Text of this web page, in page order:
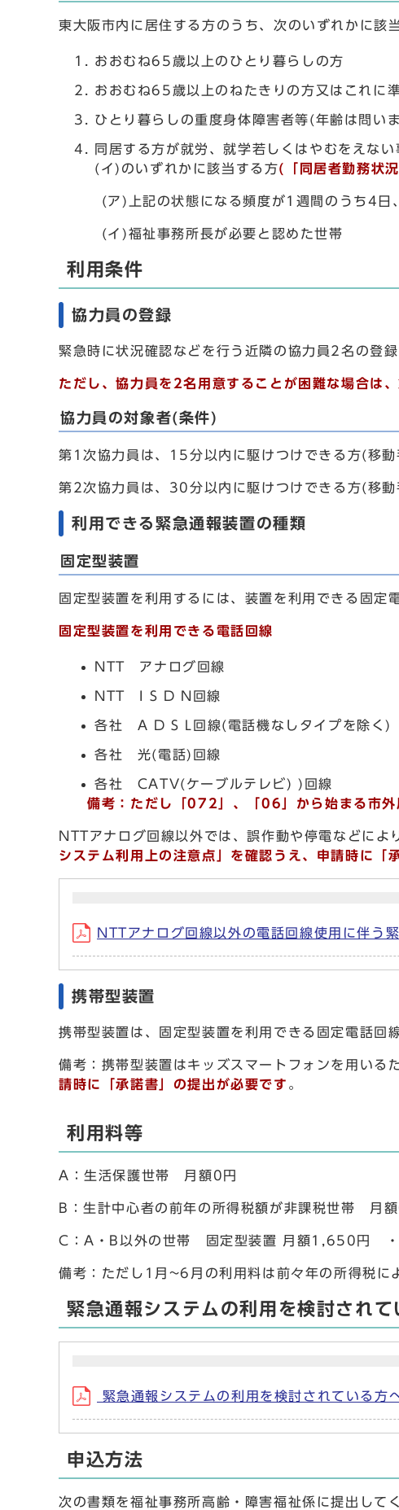
東大阪市内に居住する方のうち、次のいずれかに該
おおむね65歳以上のひとり暮らしの方
おおむね65歳以上のねたきりの方又はこれに
ひとり暮らしの重度身体障害者等(年齢は問い
同居する方が就労、就学若しくはやむをえな
(イ)のいずれかに該当する方(「同居者勤務状
(ア)上記の状態になる頻度が1週間のうち4日
(イ)福祉事務所長が必要と認めた世帯
利用条件
協力員の登録
緊急時に状況確認などを行う近隣の協力員2名の登録
ただし、協力員を2名用意することが困難な場合は
協力員の対象者(条件)
第1次協力員は、15分以内に駆けつけできる方(移動
第2次協力員は、30分以内に駆けつけできる方(移動
利用できる緊急通報装置の種類
固定型装置
固定型装置を利用するには、装置を利用できる固定
固定型装置を利用できる電話回線
NTT アナログ回線
NTT I S D N回線
各社 A D S L回線(電話機なしタイプを除く)
各社 光(電話)回線
各社 CATV(ケーブルテレビ) )回線
備考：ただし「072」、「06」から始まる市外
NTTアナログ回線以外では、誤作動や停電などによ
システム利用上の注意点
」を確認うえ、申請時に「
NTTアナログ回線以外の電話回線使用に伴
携帯型装置
携帯型装置は、固定型装置を利用できる固定電話回
備考：携帯型装置はキッズスマートフォンを用いる
請時に「承諾書」の提出が必要です 。
利用料等
A：生活保護世帯 月額0円
B：生計中心者の前年の所得税額が非課税世帯 月
C：A・B以外の世帯 固定型装置 月額1,650円
備考：ただし1月~6月の利用料は前々年の所得税に
緊急通報システムの利用を検討されて
緊急通報システムの利用を検討されている
申込方法
次の書類を福祉事務所高齢・障害福祉係に提出して